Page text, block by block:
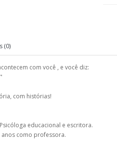
(0)
com você , e você diz:
com histórias!
educacional e escritora.
anos como professora.